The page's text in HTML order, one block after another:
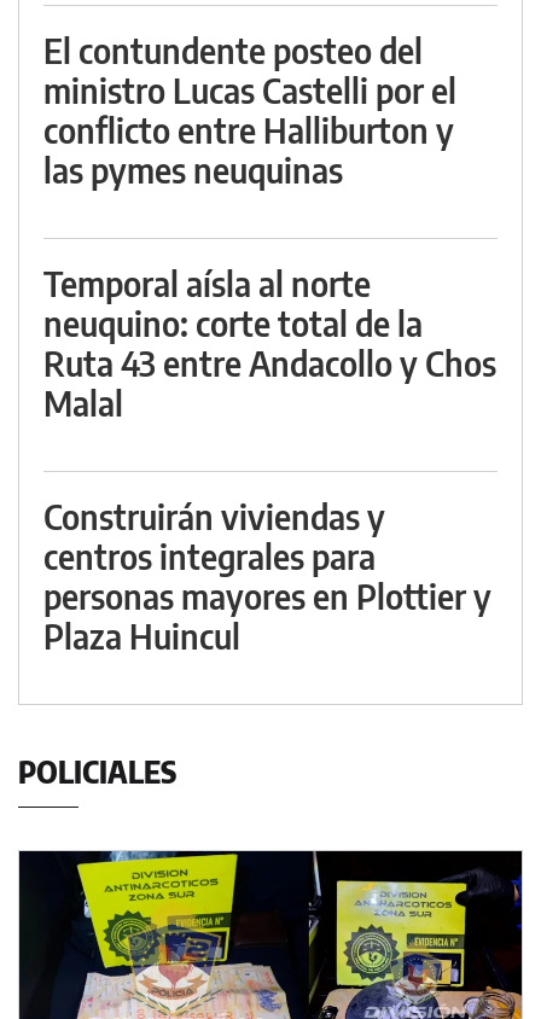
El contundente posteo del
ministro Lucas Castelli por el
conflicto entre Halliburton y
las pymes neuquinas
Temporal aísla al norte
neuquino: corte total de la
Ruta 43 entre Andacollo y Chos
Malal
Construirán viviendas y
centros integrales para
personas mayores en Plottier y
Plaza Huincul
POLICIALES